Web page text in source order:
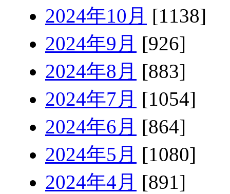
2024年10月 [1138]
2024年9月 [926]
2024年8月 [883]
2024年7月 [1054]
2024年6月 [864]
2024年5月 [1080]
2024年4月 [891]